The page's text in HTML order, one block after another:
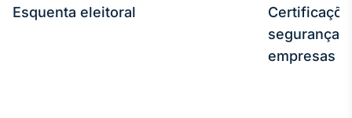
Esquenta eleitoral
segurança
empresas